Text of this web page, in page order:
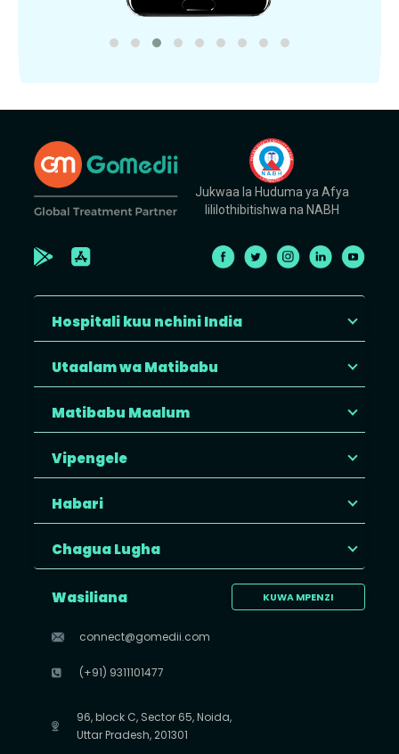
Jukwaa la Huduma ya Afya
lililothibitishwa na NABH
Hospitali kuu nchini India
Utaalam wa Matibabu
Matibabu Maalum
Vipengele
Habari
Chagua Lugha
KUWA MPENZI
Wasiliana
connect@gomedii.com
(+91) 9311101477
96, block C, Sector 65, Noida,
Uttar Pradesh, 201301